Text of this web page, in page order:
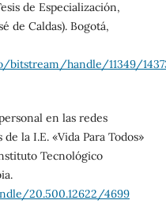
de Especialización,
de Caldas). Bogotá,
handle/11349/
en las redes
la I.E. «Vida Para Todos»
Tecnológico
20.500.12622/4699